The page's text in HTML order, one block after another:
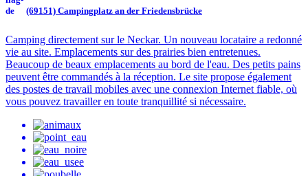
(69151) Campingplatz an der Friedensbrücke
Camping directement sur le Neckar. Un nouveau locataire a redonné
vie au site. Emplacements sur des prairies bien entretenues.
Beaucoup de beaux emplacements au bord de l'eau. Des petits pains
peuvent être commandés à la réception. Le site propose également
des postes de travail mobiles avec une connexion Internet fiable, où
vous pouvez travailler en toute tranquillité si nécessaire.